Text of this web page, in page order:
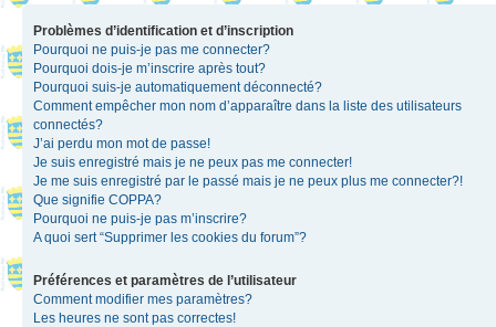
Problèmes d’identification et d’inscription
Pourquoi ne puis-je pas me connecter?
Pourquoi dois-je m’inscrire après tout?
Pourquoi suis-je automatiquement déconnecté?
Comment empêcher mon nom d’apparaître dans la liste des utilisateurs
connectés?
J’ai perdu mon mot de passe!
Je suis enregistré mais je ne peux pas me connecter!
Je me suis enregistré par le passé mais je ne peux plus me connecter?!
Que signifie COPPA?
Pourquoi ne puis-je pas m’inscrire?
A quoi sert “Supprimer les cookies du forum”?
Préférences et paramètres de l’utilisateur
Comment modifier mes paramètres?
Les heures ne sont pas correctes!